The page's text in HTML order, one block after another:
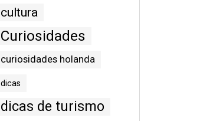
cultura
Curiosidades
curiosidades holanda
dicas
dicas de turismo